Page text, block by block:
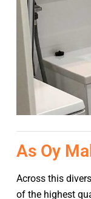
As Oy
Across this
of the highest